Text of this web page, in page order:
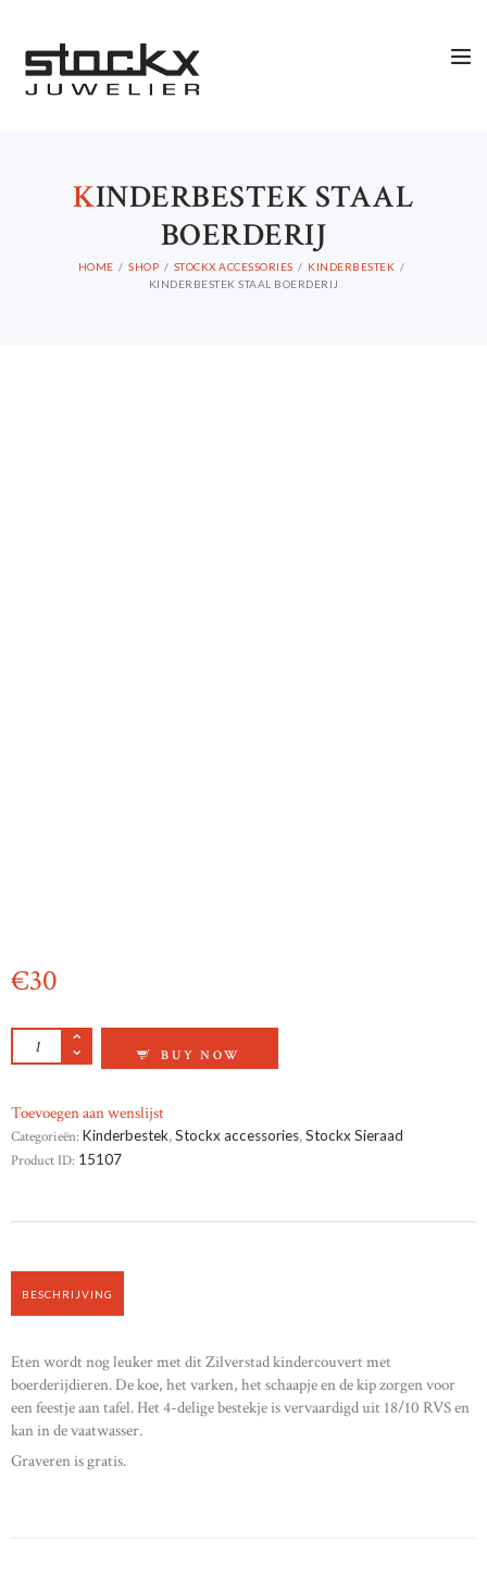
KINDERBESTEK STAAL
BOERDERIJ
HOME SHOP STOCKX ACCESSORIES
KINDERBESTEK
KINDERBESTEK STAAL BOERDERIJ
€30
KINDERBESTEK STAAL BOERDERIJ AANTAL
BUY NOW
Toevoegen aan wenslijst
Categorieën: Kinderbestek,Stockx accessories,Stockx Sieraad
Product ID: 15107
BESCHRIJVING
Eten wordt nog leuker met dit Zilverstad kindercouvert met
boerderijdieren. De koe, het varken, het schaapje en de kip zorgen voor
een feestje aan tafel. Het 4-delige bestekje is vervaardigd uit 18/10 RVS en
kan in de vaatwasser.
Graveren is gratis.